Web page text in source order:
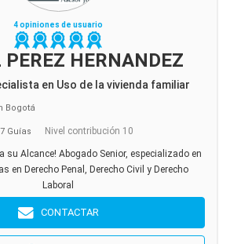
4 opiniones de usuario
PEREZ HERNANDEZ
en Uso de la vivienda familiar
Bogotá
7 Guías Nivel contribución 10
su Alcance! Abogado Senior, especializado en
en Derecho Penal, Derecho Civil y Derecho
Laboral
CONTACTAR